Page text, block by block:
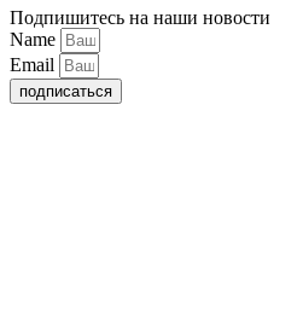
Подпишитесь на наши новости
Name
Email
подписаться